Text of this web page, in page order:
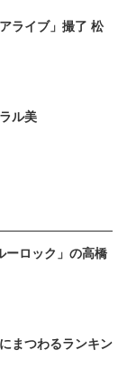
ライブ」撮了 松
ル美
ーロック」の高橋
まつわるランキン